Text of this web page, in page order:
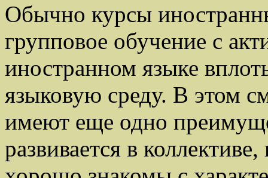
Обычно курсы
групповое обучение с
иностранном языке
языковую среду. В этом
имеют еще одно
развивается в